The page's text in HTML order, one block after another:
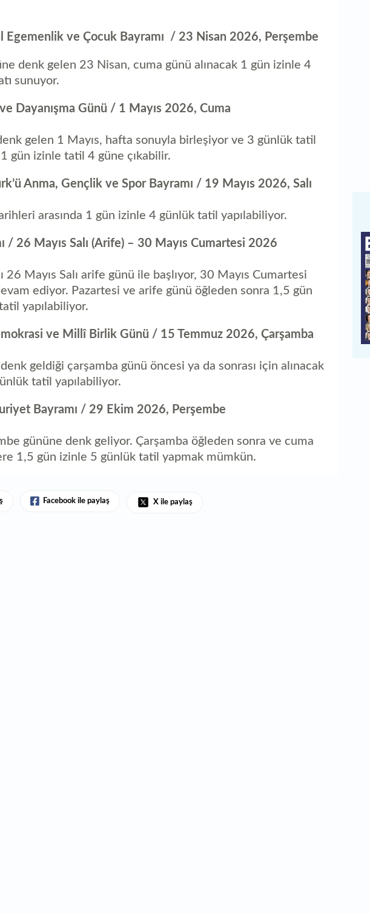
Egemenlik ve Çocuk Bayramı / 23 Nisan 2026, Perşembe
denk gelen 23 Nisan, cuma günü alınacak 1 gün izinle 4
sunuyor.
Dayanışma Günü / 1 Mayıs 2026, Cuma
gelen 1 Mayıs, hafta sonuyla birleşiyor ve 3 günlük tatil
1 gün izinle tatil 4 güne çıkabilir.
Anma, Gençlik ve Spor Bayramı / 19 Mayıs 2026, Salı
arasında 1 gün izinle 4 günlük tatil yapılabiliyor.
/ 26 Mayıs Salı (Arife) – 30 Mayıs Cumartesi 2026
26 Mayıs Salı arife günü ile başlıyor, 30 Mayıs Cumartesi
ediyor. Pazartesi ve arife günü öğleden sonra 1,5 gün
yapılabiliyor.
ve Millî Birlik Günü / 15 Temmuz 2026, Çarşamba
geldiği çarşamba günü öncesi ya da sonrası için alınacak
tatil yapılabiliyor.
Bayramı / 29 Ekim 2026, Perşembe
gününe denk geliyor. Çarşamba öğleden sonra ve cuma
1,5 gün izinle 5 günlük tatil yapmak mümkün.
Facebook ile paylaş X ile paylaş